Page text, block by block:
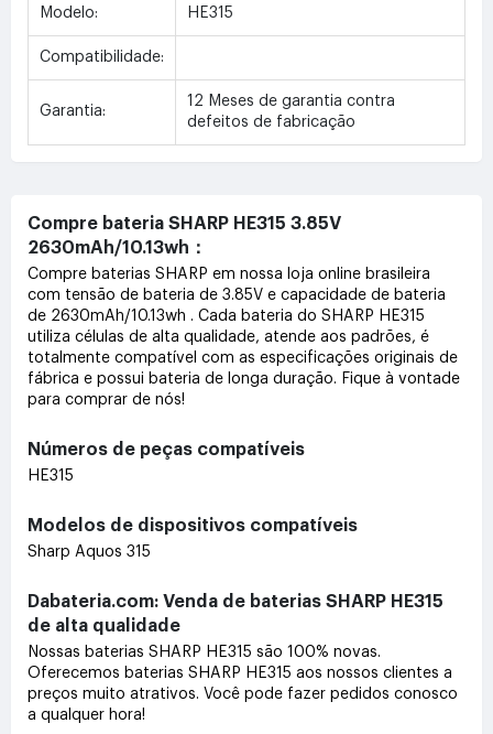
Modelo: HE315
Compatibilidade:
Garantia:
12 Meses de garantia contra
defeitos de fabricação
Compre bateria SHARP HE315 3.85V
2630mAh/10.13wh：
Compre baterias SHARP em nossa loja online brasileira
com tensão de bateria de 3.85V e capacidade de bateria
de 2630mAh/10.13wh . Cada bateria do SHARP HE315
utiliza células de alta qualidade, atende aos padrões, é
totalmente compatível com as especificações originais de
fábrica e possui bateria de longa duração. Fique à vontade
para comprar de nós!
Números de peças compatíveis
HE315
Modelos de dispositivos compatíveis
Sharp Aquos 315
Dabateria.com: Venda de baterias SHARP HE315
de alta qualidade
Nossas baterias SHARP HE315 são 100% novas.
Oferecemos baterias SHARP HE315 aos nossos clientes a
preços muito atrativos. Você pode fazer pedidos conosco
a qualquer hora!